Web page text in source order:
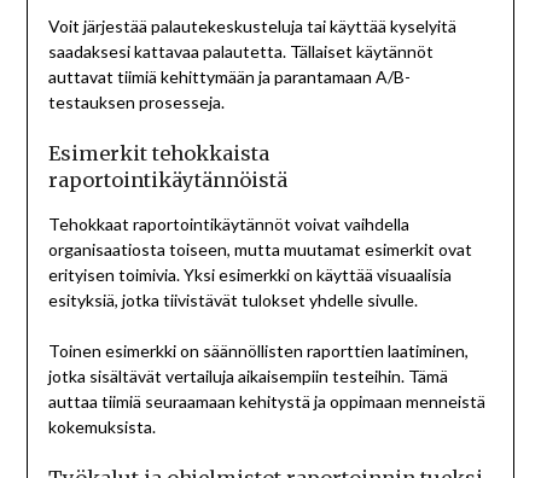
Voit järjestää palautekeskusteluja tai käyttää kyselyitä
saadaksesi kattavaa palautetta. Tällaiset käytännöt
auttavat tiimiä kehittymään ja parantamaan A/B-
testauksen prosesseja.
Esimerkit tehokkaista
raportointikäytännöistä
Tehokkaat raportointikäytännöt voivat vaihdella
organisaatiosta toiseen, mutta muutamat esimerkit ovat
erityisen toimivia. Yksi esimerkki on käyttää visuaalisia
esityksiä, jotka tiivistävät tulokset yhdelle sivulle.
Toinen esimerkki on säännöllisten raporttien laatiminen,
jotka sisältävät vertailuja aikaisempiin testeihin. Tämä
auttaa tiimiä seuraamaan kehitystä ja oppimaan menneistä
kokemuksista.